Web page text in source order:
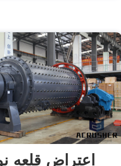
اعتراض قلعه